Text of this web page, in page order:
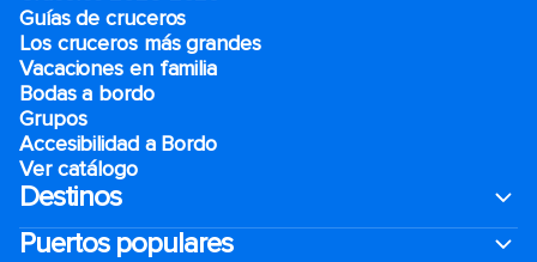
Guías de cruceros
Los cruceros más grandes
Vacaciones en familia
Bodas a bordo
Grupos
Accesibilidad a Bordo
Ver catálogo
Destinos
Puertos populares